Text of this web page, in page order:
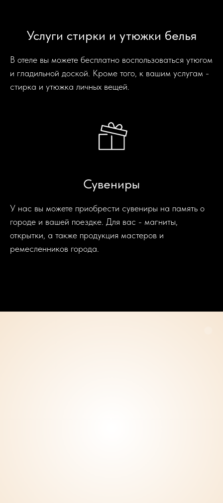
Услуги стирки и утюжки белья
В отеле вы можете бесплатно воспользоваться утюгом
и гладильной доской. Кроме того, к вашим услугам -
стирка и утюжка личных вещей.
Сувениры
У нас вы можете приобрести сувениры на память о
городе и вашей поездке. Для вас - магниты,
открытки, а также продукция мастеров и
ремесленников города.